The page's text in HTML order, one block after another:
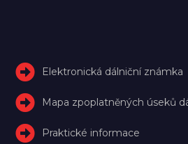
Elektronická dálniční známka
Mapa zpoplatněných úseků
Praktické informace